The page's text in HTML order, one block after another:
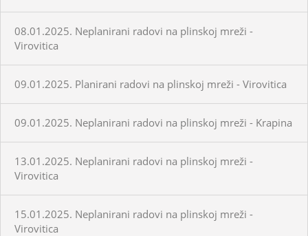
08.01.2025. Neplanirani radovi na plinskoj mreži -
Virovitica
09.01.2025. Planirani radovi na plinskoj mreži - Virovitica
09.01.2025. Neplanirani radovi na plinskoj mreži - Krapina
13.01.2025. Neplanirani radovi na plinskoj mreži -
Virovitica
15.01.2025. Neplanirani radovi na plinskoj mreži -
Virovitica